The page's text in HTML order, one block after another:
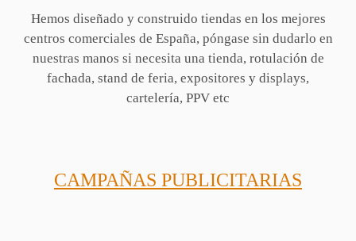
Hemos diseñado y construido tiendas en los mejores
centros comerciales de España, póngase sin dudarlo en
nuestras manos si necesita una tienda, rotulación de
fachada, stand de feria, expositores y displays,
cartelería, PPV etc
CAMPAÑAS PUBLICITARIAS